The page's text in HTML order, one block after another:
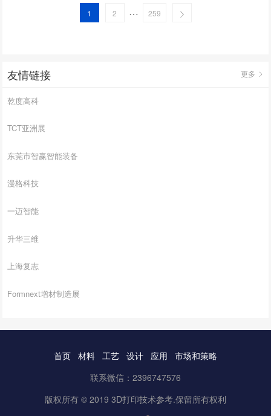
1 2 … 259
友情链接 更多
乾度高科
TCT亚洲展
东莞市智赢智能装备
漫格科技
一迈智能
升华三维
上海复志
Formnext增材制造展
首页 材料 工艺 设计 应用
市场和策略
联系微信：2396747576
版权所有 © 2019 3D打印技术参考.保留所有权利